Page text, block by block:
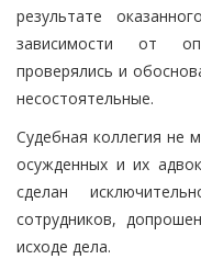
результате
зависимости от
проверялись и
несостоятельные.
Судебная коллегия не
осужденных и их
сделан
сотрудников,
исходе дела.